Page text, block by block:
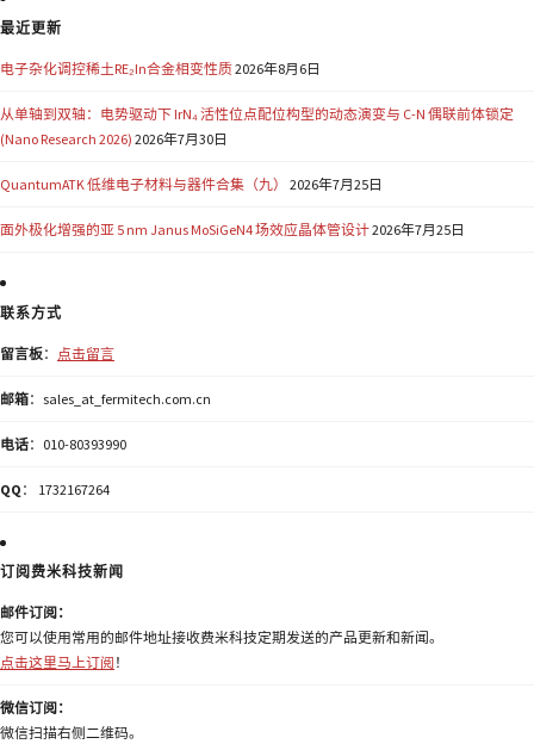
最近更新
电子杂化调控稀土RE₂In合金相变性质2026年8月6日
从单轴到双轴：电势驱动下 IrN₄ 活性位点配位构型的动态演变与 C-N 偶联前体锁定
(Nano Research 2026) 2026年7月30日
QuantumATK 低维电子材料与器件合集（九） 2026年7月25日
面外极化增强的亚 5 nm Janus MoSiGeN4 场效应晶体管设计2026年7月25日
联系方式
留言板： 点击留言
邮箱：sales_at_fermitech.com.cn
电话：010-80393990
QQ ： 1732167264
订阅费米科技新闻
邮件订阅：
您可以使用常用的邮件地址接收费米科技定期发送的产品更新和新闻。
点击这里马上订阅 ！
微信订阅：
微信扫描右侧二维码。